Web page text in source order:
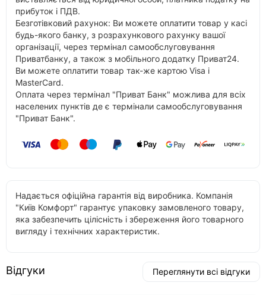
прибуток і ПДВ.
Безготівковий рахунок: Ви можете оплатити товар у касі
будь-якого банку, з розрахункового рахунку вашої
організації, через термінал самообслуговування
Приватбанку, а також з мобільного додатку Приват24.
Ви можете оплатити товар так-же картою Visa і
MasterCard.
Оплата через термінал "Приват Банк" можлива для всіх
населених пунктів де є термінали самообслуговування
"Приват Банк".
Надається офіційна гарантія від виробника. Компанія
"Київ Комфорт" гарантує упаковку замовленого товару,
яка забезпечить цілісність і збереження його товарного
вигляду і технічних характеристик.
Відгуки Переглянути всі відгуки